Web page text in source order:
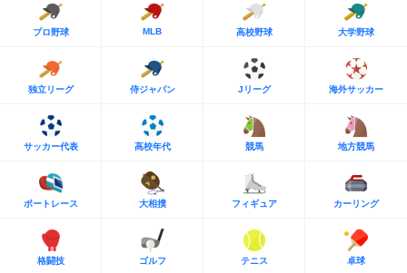
プロ野球 MLB 高校野球 大学野球
独立リーグ 侍ジャパン Jリーグ 海外サッカー
サッカー代表 高校年代 競馬 地方競馬
ボートレース 大相撲 フィギュア カーリング
格闘技 ゴルフ テニス 卓球